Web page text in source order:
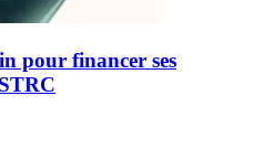
pour financer ses